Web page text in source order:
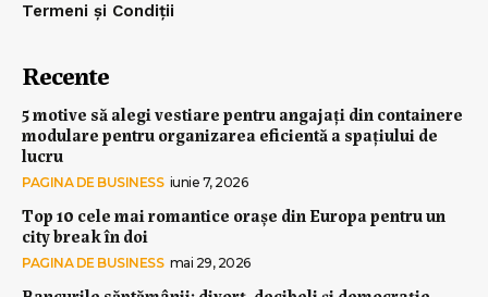
Termeni și Condiții
Recente
5 motive să alegi vestiare pentru angajați din containere
modulare pentru organizarea eficientă a spațiului de
lucru
PAGINA DE BUSINESS iunie 7, 2026
Top 10 cele mai romantice orașe din Europa pentru un
city break în doi
PAGINA DE BUSINESS mai 29, 2026